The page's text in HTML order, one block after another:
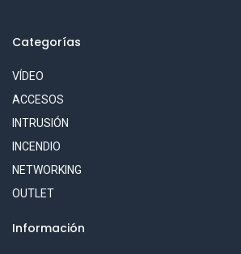
Categorías
VÍDEO
ACCESOS
INTRUSIÓN
INCENDIO
NETWORKING
OUTLET
Información